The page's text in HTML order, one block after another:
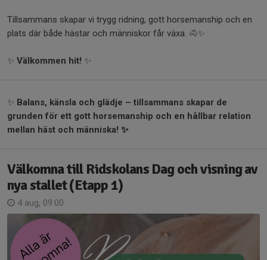
Tillsammans skapar vi trygg ridning, gott horsemanship och en
plats där både hästar och människor får växa. 🐴✨
✨ Välkommen hit! ✨
✨ Balans, känsla och glädje – tillsammans skapar de
grunden för ett gott horsemanship och en hållbar relation
mellan häst och människa! ✨
Välkomna till Ridskolans Dag och visning av
nya stallet (Etapp 1)
4 aug, 09:00